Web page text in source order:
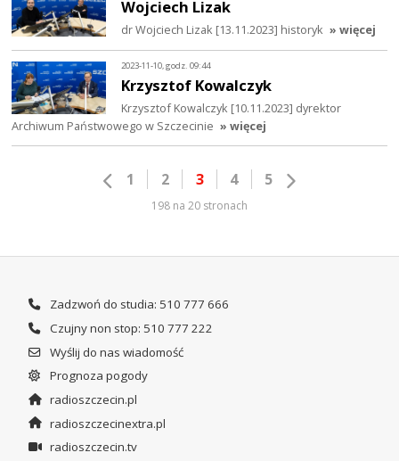
Wojciech Lizak
dr Wojciech Lizak [13.11.2023] historyk » więcej
2023-11-10, godz. 09:44
Krzysztof Kowalczyk
Krzysztof Kowalczyk [10.11.2023] dyrektor
Archiwum Państwowego w Szczecinie » więcej
1 2 3 4 5
198 na 20 stronach
Zadzwoń do studia: 510 777 666
Czujny non stop: 510 777 222
Wyślij do nas wiadomość
Prognoza pogody
radioszczecin.pl
radioszczecinextra.pl
radioszczecin.tv